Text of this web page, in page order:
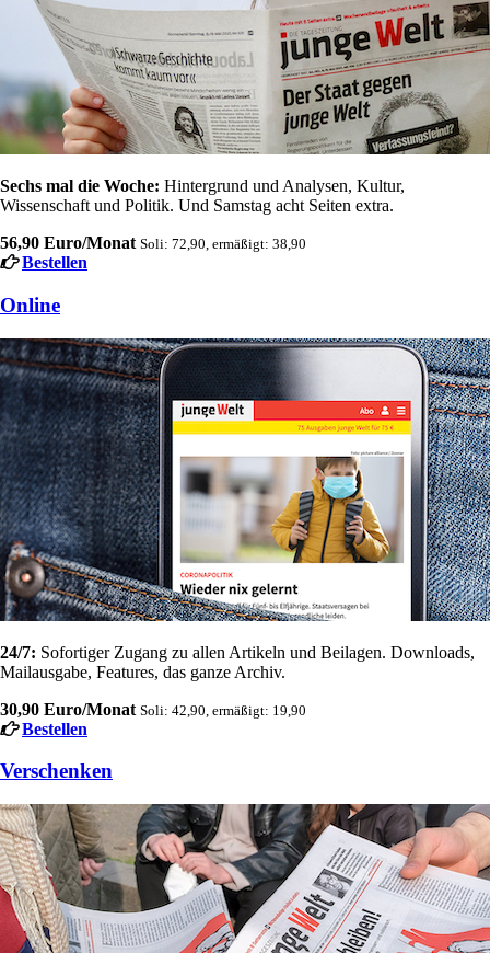
Sechs mal die Woche: Hintergrund und Analysen, Kultur,
Wissenschaft und Politik. Und Samstag acht Seiten extra.
56,90 Euro/Monat Soli: 72,90, ermäßigt: 38,90
Bestellen
Online
24/7: Sofortiger Zugang zu allen Artikeln und Beilagen. Downloads,
Mailausgabe, Features, das ganze Archiv.
30,90 Euro/Monat Soli: 42,90, ermäßigt: 19,90
Bestellen
Verschenken